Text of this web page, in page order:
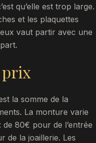
qu’elle est trop large.
et les plaquettes
vaut partir avec une
prix
la somme de la
La monture varie
80€ pour de l’entrée
de la joaillerie. Les